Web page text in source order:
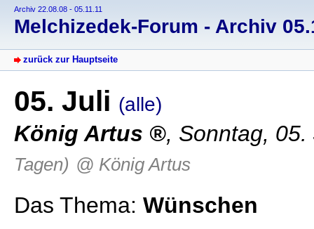
Archiv 22.08.08 - 05.11.11
Melchizedek-Forum - Archiv
zurück zur Hauptseite
05. Juli (alle)
König Artus , Sonntag,
Tagen) @ König Artus
Das Thema: Wünschen